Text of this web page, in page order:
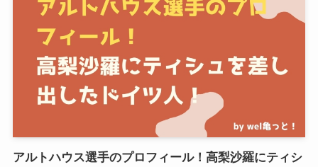
アルトハウス選手のプロフィール！高梨沙羅にティシ